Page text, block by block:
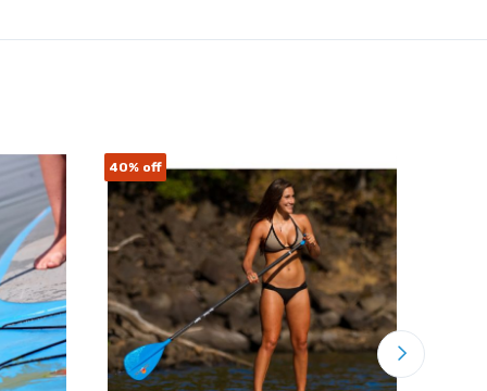
40% off